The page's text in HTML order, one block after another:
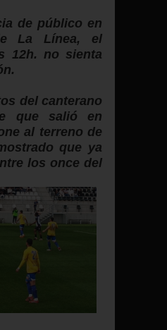
de público en
La Línea, el
12h. no sienta
del canterano
que salió en
al terreno de
que ya
los once del